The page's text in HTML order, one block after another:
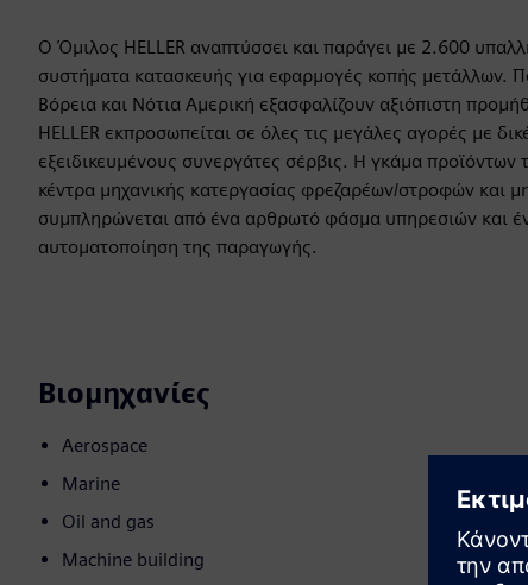
Ο Όμιλος HELLER αναπτύσσει και παράγει με 2.600
συστήματα κατασκευής για εφαρμογές κοπής μετάλλων.
Βόρεια και Νότια Αμερική εξασφαλίζουν αξιόπιστη
HELLER εκπροσωπείται σε όλες τις μεγάλες αγορές με
εξειδικευμένους συνεργάτες σέρβις. Η γκάμα προϊόντων
κέντρα μηχανικής κατεργασίας φρεζαρέων/στροφών και
συμπληρώνεται από ένα αρθρωτό φάσμα υπηρεσιών και
αυτοματοποίηση της παραγωγής.
Βιομηχανίες
Aerospace
Marine
Oil and gas
Machine building